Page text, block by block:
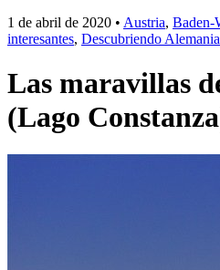
1 de abril de 2020 • Austria, Baden-
interesantes, Descubriendo Alemania
Las maravillas
(Lago